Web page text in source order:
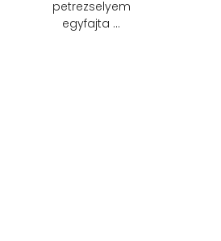
petrezselyem
egyfajta …